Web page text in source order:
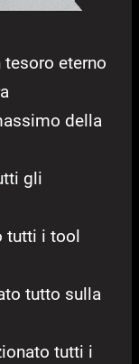
tesoro eterno
della
gli
tutti i tool
tutto sulla
tutti i